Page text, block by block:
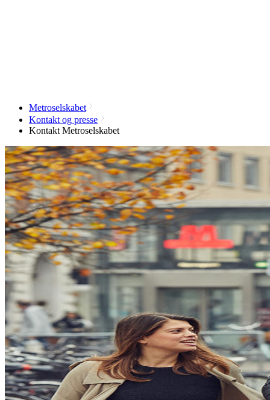
Metroselskabet
Kontakt og presse
Kontakt Metroselskabet